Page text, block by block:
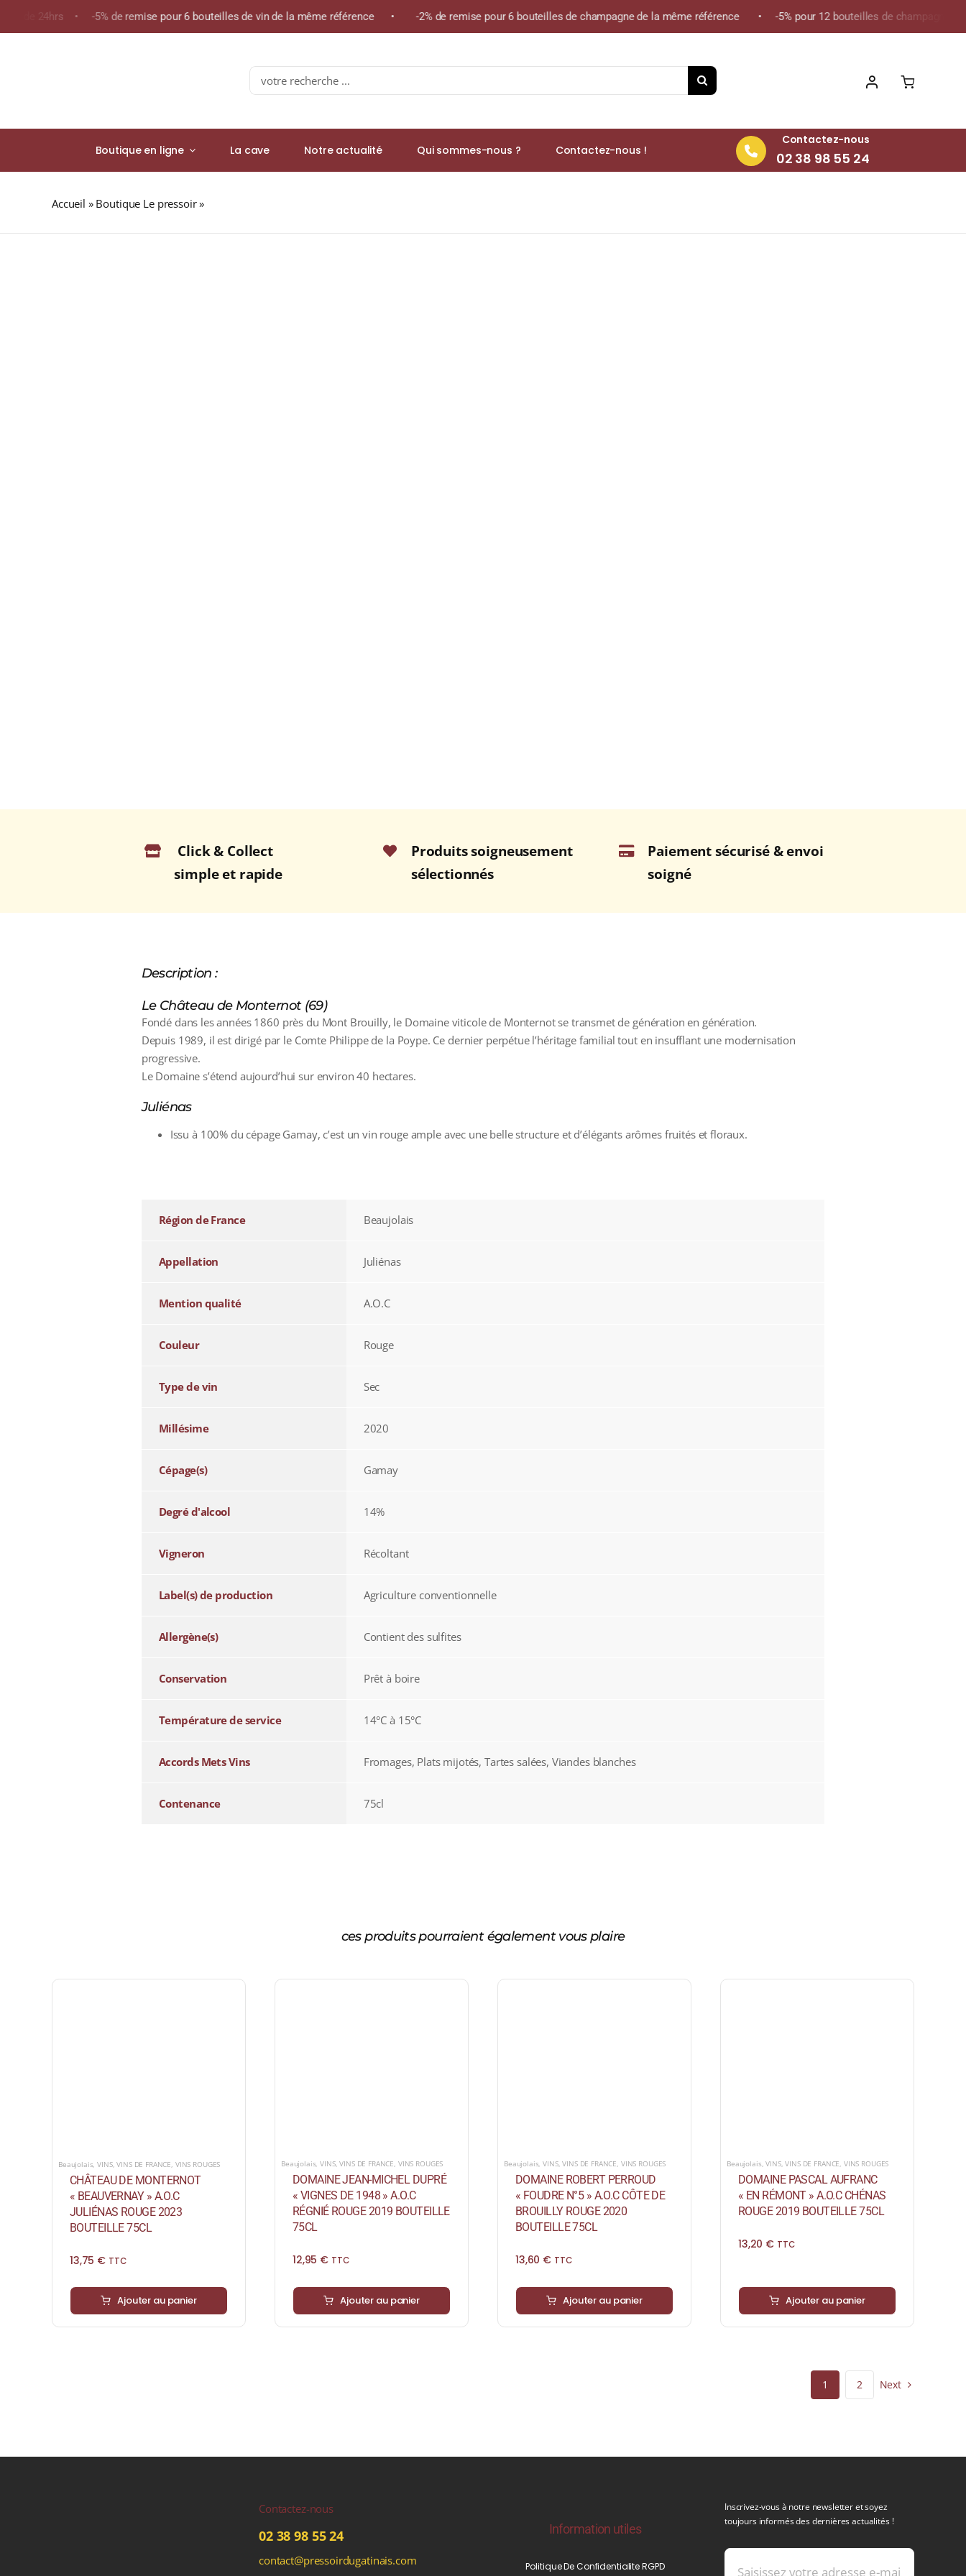
24hrs • -5% de remise pour 6 bouteilles de vin de la même référence • -2% de remise pour 6 bouteilles de champagne de la même référence • -5% pour 12 bouteilles de champagne de la
Search
for:
Boutique en ligne La cave Notre actualité Qui sommes-nous ? Contactez-nous !
Contactez-nous
02 38 98 55 24
Accueil » Boutique Le pressoir»
Click & Collect
simple et rapide
Produits soigneusement
sélectionnés
Paiement sécurisé & envoi
soigné
Description :
Le Château de Monternot (69)
Fondé dans les années 1860 près du Mont Brouilly, le Domaine viticole de Monternot se transmet de génération en génération.
Depuis 1989, il est dirigé par le Comte Philippe de la Poype. Ce dernier perpétue l’héritage familial tout en insufflant une modernisation
progressive.
Le Domaine s’étend aujourd’hui sur environ 40 hectares.
Juliénas
Issu à 100% du cépage Gamay, c’est un vin rouge ample avec une belle structure et d’élégants arômes fruités et floraux.
Région de France Beaujolais
Appellation Juliénas
Mention qualité A.O.C
Couleur Rouge
Type de vin Sec
Millésime 2020
Cépage(s) Gamay
Degré d'alcool 14%
Vigneron Récoltant
Label(s) de production Agriculture conventionnelle
Allergène(s) Contient des sulfites
Conservation Prêt à boire
Température de service 14°C à 15°C
Accords Mets Vins Fromages, Plats mijotés, Tartes salées, Viandes blanches
Contenance 75cl
ces produits pourraient également vous plaire
Beaujolais ,VINS,VINS DE FRANCE VINS ROUGES
CHÂTEAU DE MONTERNOT
« BEAUVERNAY » A.O.C
JULIÉNAS ROUGE 2023
BOUTEILLE 75CL
13,75 € TTC
Ajouter au panier
Beaujolais,VINS,VINS DE FRANCE, VINS ROUGES
DOMAINE JEAN-MICHEL DUPRÉ
« VIGNES DE 1948 » A.O.C
RÉGNIÉ ROUGE 2019 BOUTEILLE
75CL
12,95 € TTC
Ajouter au panier
Beaujolais,VINS,VINS DE FRANCE, VINS ROUGES
DOMAINE ROBERT PERROUD
« FOUDRE N°5 » A.O.C CÔTE DE
BROUILLY ROUGE 2020
BOUTEILLE 75CL
13,60 € TTC
Ajouter au panier
Beaujolais,VINS,VINS DE FRANCE, VINS ROUGES
DOMAINE PASCAL AUFRANC
« EN RÉMONT » A.O.C CHÉNAS
ROUGE 2019 BOUTEILLE 75CL
13,20 € TTC
Ajouter au panier
1 2 Next
Contactez-nous
02 38 98 55 24
contact@pressoirdugatinais.com
Information utiles
Politique De Confidentialite RGPD
Inscrivez-vous à notre newsletter et soyez
toujours informés des dernières actualités !